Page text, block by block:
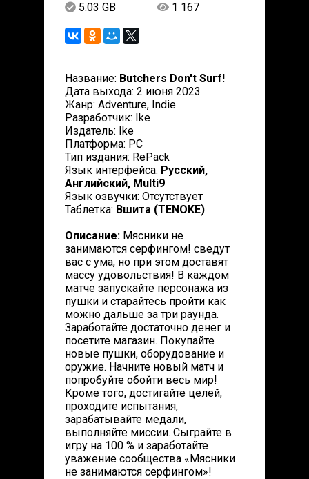
5.03 GB 1 167
Название: Butchers Don't Surf!
Дата выхода: 2 июня 2023
Жанр: Adventure, Indie
Разработчик: Ike
Издатель: Ike
Платформа: PC
Тип издания: RePack
Язык интерфейса: Русский,
Английский, Multi9
Язык озвучки: Отсутствует
Таблетка: Вшита (TENOKE)
Описание: Мясники не
занимаются серфингом! сведут
вас с ума, но при этом доставят
массу удовольствия! В каждом
матче запускайте персонажа из
пушки и старайтесь пройти как
можно дальше за три раунда.
Заработайте достаточно денег и
посетите магазин. Покупайте
новые пушки, оборудование и
оружие. Начните новый матч и
попробуйте обойти весь мир!
Кроме того, достигайте целей,
проходите испытания,
зарабатывайте медали,
выполняйте миссии. Сыграйте в
игру на 100 % и заработайте
уважение сообщества «Мясники
не занимаются серфингом»!